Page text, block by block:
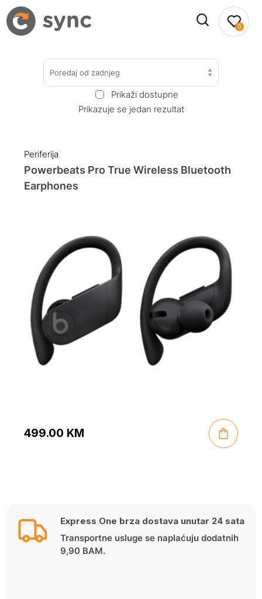
0
Poredaj od zadnjeg
Prikaži dostupne
Prikazuje se jedan rezultat
Periferija
Powerbeats Pro True Wireless Bluetooth
Earphones
499.00 KM
Express One brza dostava unutar 24 sata
Transportne usluge se naplaćuju dodatnih
9,90 BAM.